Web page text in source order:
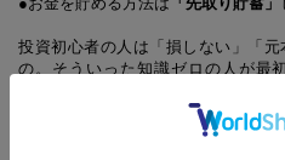
投資初心者の人は「損しない」「
の。そういった知識ゼロの人が最
な金融商品を買ったらいいのか、い
方法をガイドします。また「ほっ